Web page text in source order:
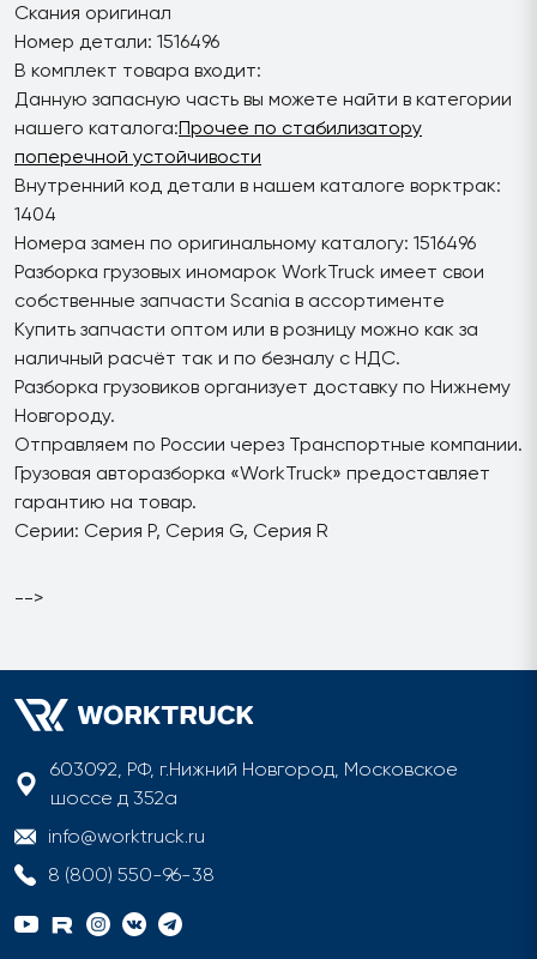
Скания оригинал
Номер детали: 1516496
В комплект товара входит:
Данную запасную часть вы можете найти в категории
нашего каталога:Прочее по стабилизатору
поперечной устойчивости
Внутренний код детали в нашем каталоге ворктрак:
1404
Номера замен по оригинальному каталогу: 1516496
Разборка грузовых иномарок WorkTruck имеет свои
собственные запчасти Scania в ассортименте
Купить запчасти оптом или в розницу можно как за
наличный расчёт так и по безналу с НДС.
Разборка грузовиков организует доставку по Нижнему
Новгороду.
Отправляем по России через Транспортные компании.
Грузовая авторазборка «WorkTruck» предоставляет
гарантию на товар.
Серии: Серия P, Серия G, Серия R
-->
603092, РФ, г.Нижний Новгород, Московское
шоссе д 352а
info@worktruck.ru
8 (800) 550-96-38